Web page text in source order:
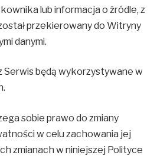
lub informacja o źródle, z
przekierowany do Witryny
danymi.
Serwis będą wykorzystywane w
sobie prawo do zmiany
w celu zachowania jej
zmianach w niniejszej Polityce